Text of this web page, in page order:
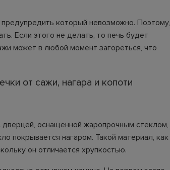
который невозможно. Поэтому,
Если этого не делать, то печь будет
может в любой момент загореться, что
от сажи, нагара и копоти
дверцей, оснащенной жаропрочным стеклом,
покрывается нагаром. Такой материал, как
он отличается хрупкостью.